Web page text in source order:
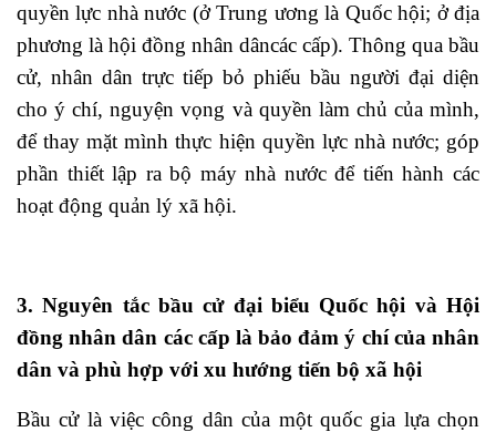
quyền lực nhà nước (ở Trung ương là Quốc hội; ở địa
phương là hội đồng nhân dâncác cấp). Thông qua bầu
cử, nhân dân trực tiếp bỏ phiếu bầu người đại diện
cho ý chí, nguyện vọng và quyền làm chủ của mình,
để thay mặt mình thực hiện quyền lực nhà nước; góp
phần thiết lập ra bộ máy nhà nước để tiến hành các
hoạt động quản lý xã hội.
3. Nguyên tắc bầu cử đại biểu Quốc hội và Hội
đồng nhân dân các cấp là bảo đảm ý chí của nhân
dân và phù hợp với xu hướng tiến bộ xã hội
Bầu cử là việc công dân của một quốc gia lựa chọn